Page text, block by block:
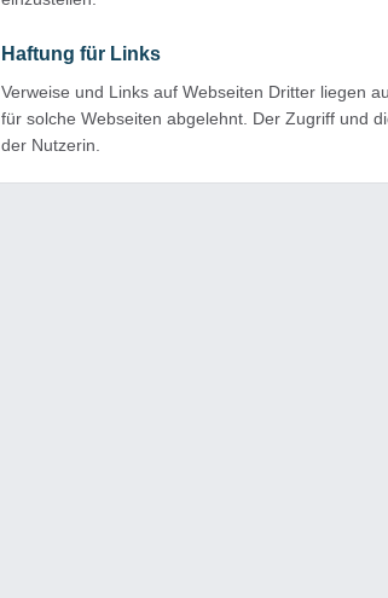
Haftung für Links
Verweise und Links auf Webseiten Dritter liegen
für solche Webseiten abgelehnt. Der Zugriff und
der Nutzerin.